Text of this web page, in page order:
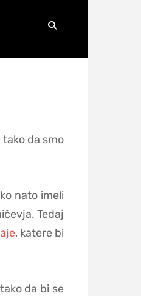
Search
da smo
nato imeli
Tedaj
, katere bi
da bi se